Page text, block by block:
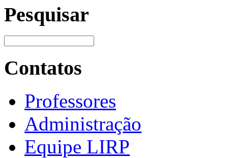
Pesquisar
Contatos
Professores
Administração
Equipe LIRP